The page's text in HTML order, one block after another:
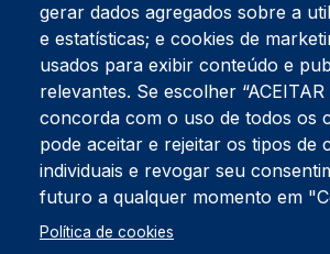
Endereço Postal
Apartado 42
Rua Gil Eanes 31
3834-908 Gafanha da Nazaré
Estúdios
Rua Prior Guerra
Edifício do Centro Cultural da Gafanha da
3830-556 Gafanha da Nazaré
Rodapé
Cookies Política de Privacidade
gerar dados agregados sobre a
e estatísticas; e cookies de
usados para exibir conteúdo e
relevantes. Se escolher “ACEITAR
concorda com o uso de todos os
pode aceitar e rejeitar os tipos de
individuais e revogar seu
futuro a qualquer momento em
Política de cookies